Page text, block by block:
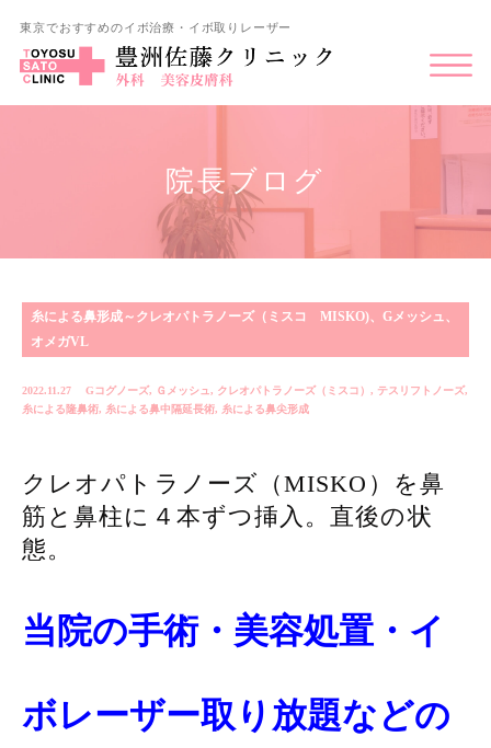
東京でおすすめのイボ治療・イボ取りレーザー
院長ブログ
糸による鼻形成～クレオパトラノーズ（ミスコ MISKO)、Gメッシュ、
オメガVL
2022.11.27 Gコグノーズ, Ｇメッシュ, クレオパトラノーズ（ミスコ） , テスリフトノーズ,
糸による隆鼻術, 糸による鼻中隔延長術, 糸による鼻尖形成
クレオパトラノーズ（MISKO）を鼻
筋と鼻柱に４本ずつ挿入。直後の状
態。
当院の手術・美容処置・イ
ボレーザー取り放題などの